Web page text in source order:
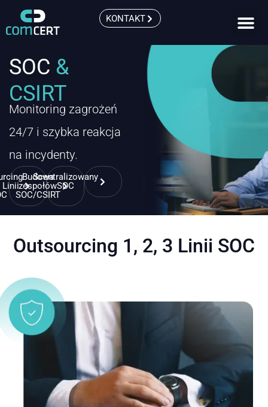
KONTAKT
SOC &
CSIRT
Monitoring zagrożeń
24/7 i szybka reakcja
na incydenty.
Linii
Budowa
zespołów
SOC/CSIRT
Scentralizowany
SOC
Outsourcing 1, 2, 3 Linii SOC